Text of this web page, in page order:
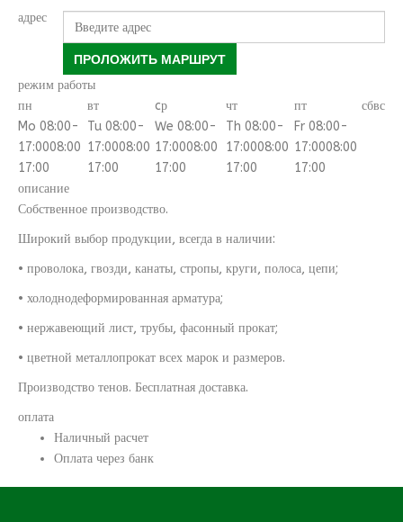
адрес
ПРОЛОЖИТЬ МАРШРУТ
режим работы
пн
вт cр чт пт сбвс
Mo 08:00-
17:0008:00
17:00
Tu 08:00-
17:0008:00
17:00
We 08:00-
17:0008:00
17:00
Th 08:00-
17:0008:00
17:00
Fr 08:00-
17:0008:00
17:00
описание
Собственное производство.
Широкий выбор продукции, всегда в наличии:
• проволока, гвозди, канаты, стропы, круги, полоса, цепи;
• холоднодеформированная арматура;
• нержавеющий лист, трубы, фасонный прокат;
• цветной металлопрокат всех марок и размеров.
Производство тенов. Бесплатная доставка.
оплата
Наличный расчет
Оплата через банк